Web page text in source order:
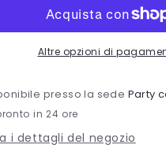
DOTS
12OZ
CUPS
Altre opzioni di
presso la sede Party
in 24 ore
i dettagli del negozio